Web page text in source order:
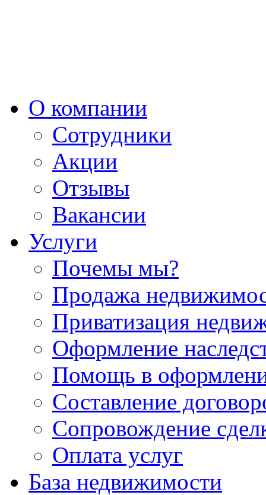
О компании
Сотрудники
Акции
Отзывы
Вакансии
Услуги
Почемы мы?
Продажа
Приватизация
Оформление
Помощь в
Составление
Сопровождение
Оплата услуг
База недвижимости